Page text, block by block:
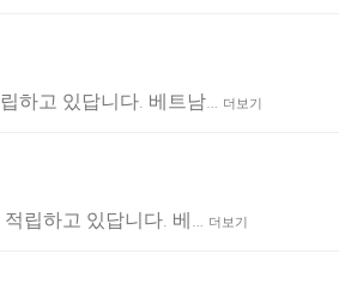
하고 있답니다. 베트남… 더보기
립하고 있답니다. 베… 더보기